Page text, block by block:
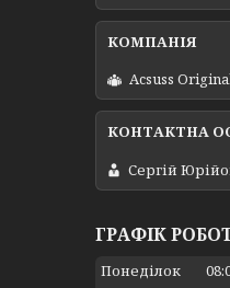
Acsuss
Сергій
ГРАФІК
Понеділок